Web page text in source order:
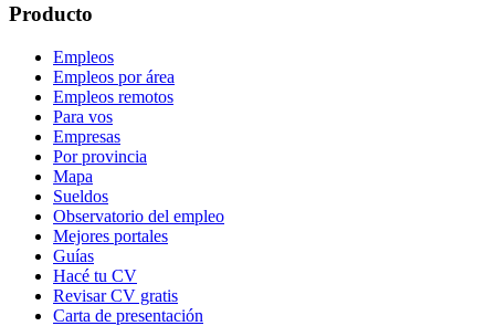
Producto
Empleos
Empleos por área
Empleos remotos
Para vos
Empresas
Por provincia
Mapa
Sueldos
Observatorio del empleo
Mejores portales
Guías
Hacé tu CV
Revisar CV gratis
Carta de presentación